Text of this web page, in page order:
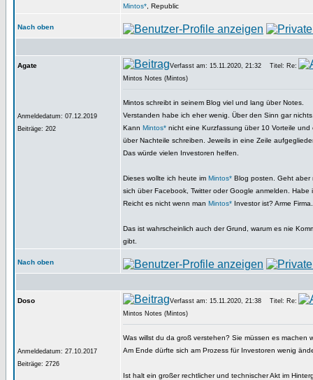
Mintos* , Republic
Nach oben
Agate
Anmeldedatum: 07.12.2019
Beiträge: 202
Verfasst am: 15.11.2020, 21:32
Titel: Re:
Mintos Notes (Mintos)
Mintos schreibt in seinem Blog viel und lang über Notes.
Verstanden habe ich eher wenig. Über den Sinn gar
Kann Mintos* nicht eine Kurzfassung über 10 Vorteile
über Nachteile schreiben. Jeweils in eine Zeile
Das würde vielen Investoren helfen.
Dieses wollte ich heute im Mintos* Blog posten. Geht aber
sich über Facebook, Twitter oder Google anmelden. Habe
Reicht es nicht wenn man Mintos* Investor ist? Arme Firma.
Das ist wahrscheinlich auch der Grund, warum es nie
gibt.
Nach oben
Doso
Anmeldedatum: 27.10.2017
Beiträge: 2726
Verfasst am: 15.11.2020, 21:38
Titel: Re:
Mintos Notes (Mintos)
Was willst du da groß verstehen? Sie müssen es machen
Am Ende dürfte sich am Prozess für Investoren wenig
Ist halt ein großer rechtlicher und technischer Akt im